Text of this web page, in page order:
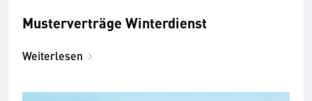
Musterverträge Winterdienst
Weiterlesen